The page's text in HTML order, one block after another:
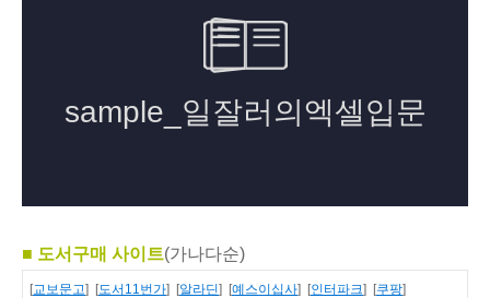
■ 도서구매 사이트(가나다순)
[교보문고] [도서11번가] [알라딘] [예스이십사] [인터파크] [쿠팡]